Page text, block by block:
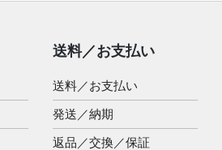
送料／お支払い
送料／お支払い
発送／納期
返品／交換／保証